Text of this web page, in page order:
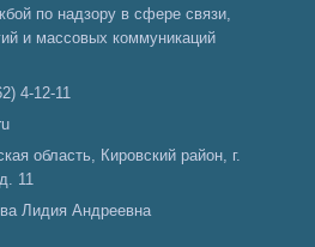
по надзору в сфере связи,
и массовых коммуникаций
4-12-11
область, Кировский район, г.
11
Лидия Андреевна